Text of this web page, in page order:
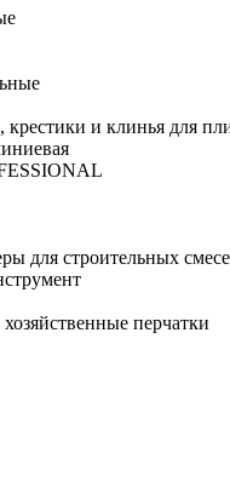
и клинья для
для строительных
перчатки